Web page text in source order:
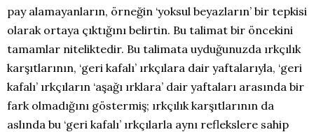
pay alamayanların, örneğin ‘yoksul beyazların’ bir tepkisi
olarak ortaya çıktığını belirtin. Bu talimat bir öncekini
tamamlar niteliktedir. Bu talimata uyduğunuzda ırkçılık
karşıtlarının, ‘geri kafalı’ ırkçılara dair yaftalarıyla, ‘geri
kafalı’ ırkçıların ‘aşağı ırklara’ dair yaftaları arasında bir
fark olmadığını göstermiş; ırkçılık karşıtlarının da
aslında bu ‘geri kafalı’ ırkçılarla aynı reflekslere sahip